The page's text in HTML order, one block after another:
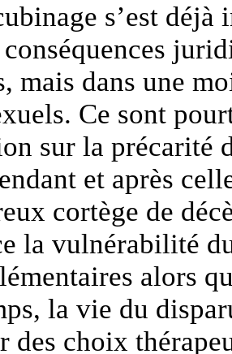
s’est
mais dans une
Ce sont
sur la précarité
et après
cortège de
la vulnérabilité
alors
la vie du
des choix